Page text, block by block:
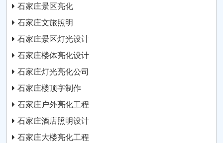
石家庄景区亮化
石家庄文旅照明
石家庄景区灯光设计
石家庄楼体亮化设计
石家庄灯光亮化公司
石家庄楼顶字制作
石家庄户外亮化工程
石家庄酒店照明设计
石家庄大楼亮化工程